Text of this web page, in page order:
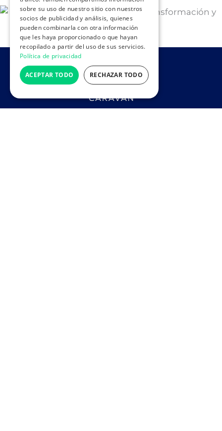
sobre su uso de nuestro sitio con nuestros
socios de publicidad y análisis, quienes
pueden combinarla con otra información
que les haya proporcionado o que hayan
recopilado a partir del uso de sus servicios.
Política de privacidad
ACEPTAR TODO RECHAZAR TODO